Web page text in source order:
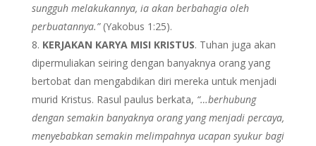
sungguh melakukannya, ia akan berbahagia oleh
perbuatannya.” (Yakobus 1:25).
KERJAKAN KARYA MISI KRISTUS. Tuhan juga akan
dipermuliakan seiring dengan banyaknya orang yang
bertobat dan mengabdikan diri mereka untuk menjadi
murid Kristus. Rasul paulus berkata, “…berhubung
dengan semakin banyaknya orang yang menjadi percaya,
menyebabkan semakin melimpahnya ucapan syukur bagi